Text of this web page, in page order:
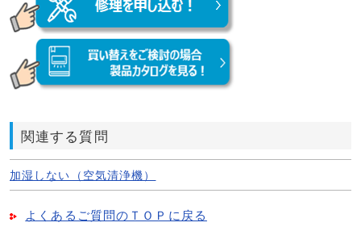
関連する質問
加湿しない（空気清浄機）
よくあるご質問のＴＯＰに戻る